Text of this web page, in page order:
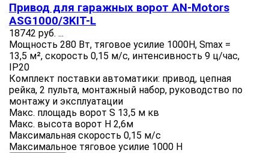
Привод для гаражных ворот AN-Motors
ASG1000/3KIT-L
18742 руб. ...
Мощность 280 Вт, тяговое усилие 1000Н, Smax =
13,5 м², скорость 0,15 м/с, интенсивность 9 ц/час,
IP20
Комплект поставки автоматики: привод, цепная
рейка, 2 пульта, монтажный набор, руководство по
монтажу и эксплуатации
Макс. площадь ворот S 13,5 м кв
Макс. высота ворот H 2,6м
Максимальная скорость 0,15 м/с
Максимальное тяговое усилие 1000 Н